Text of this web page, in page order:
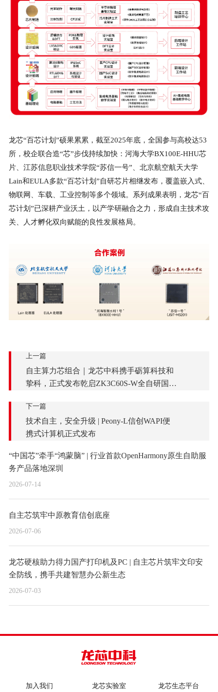
龙芯“百芯计划”硕果累累，截至2025年底，全国参与高校达53
所，校企联合造“芯”步伐持续加快：河海大学BX100E-HHU芯
片、江苏信息职业技术学院“苏信一号”、北京航空航天大学
Lain和EULA多款“百芯计划”自研芯片相继发布，覆盖嵌入式、
物联网、车载、工业控制等多个领域。系列成果表明，龙芯“百
芯计划”已深耕产业沃土，以产学研融合之力，形成自主技术攻
关、人才孵化双向赋能的良性发展格局。
上一篇
自主算力芯组合｜龙芯中科携手砺算科技和
挚科，正式发布乾启ZK3C60S-W全自研国产
下一篇
技术自主，安全升级 | Peony-L信创WAPI便
携式计算机正式发布
“中国芯”牵手“鸿蒙脑” | 行业首款OpenHarmony原生自助服
务产品落地深圳
2026-07-14
自主芯筑牢中原教育信创底座
2026-07-06
龙芯硬核助力得力国产打印机及PC | 自主芯片筑牢文印安
全防线，携手共建智慧办公新生态
2026-07-03
加入我们 龙芯实验室 龙芯生态平台